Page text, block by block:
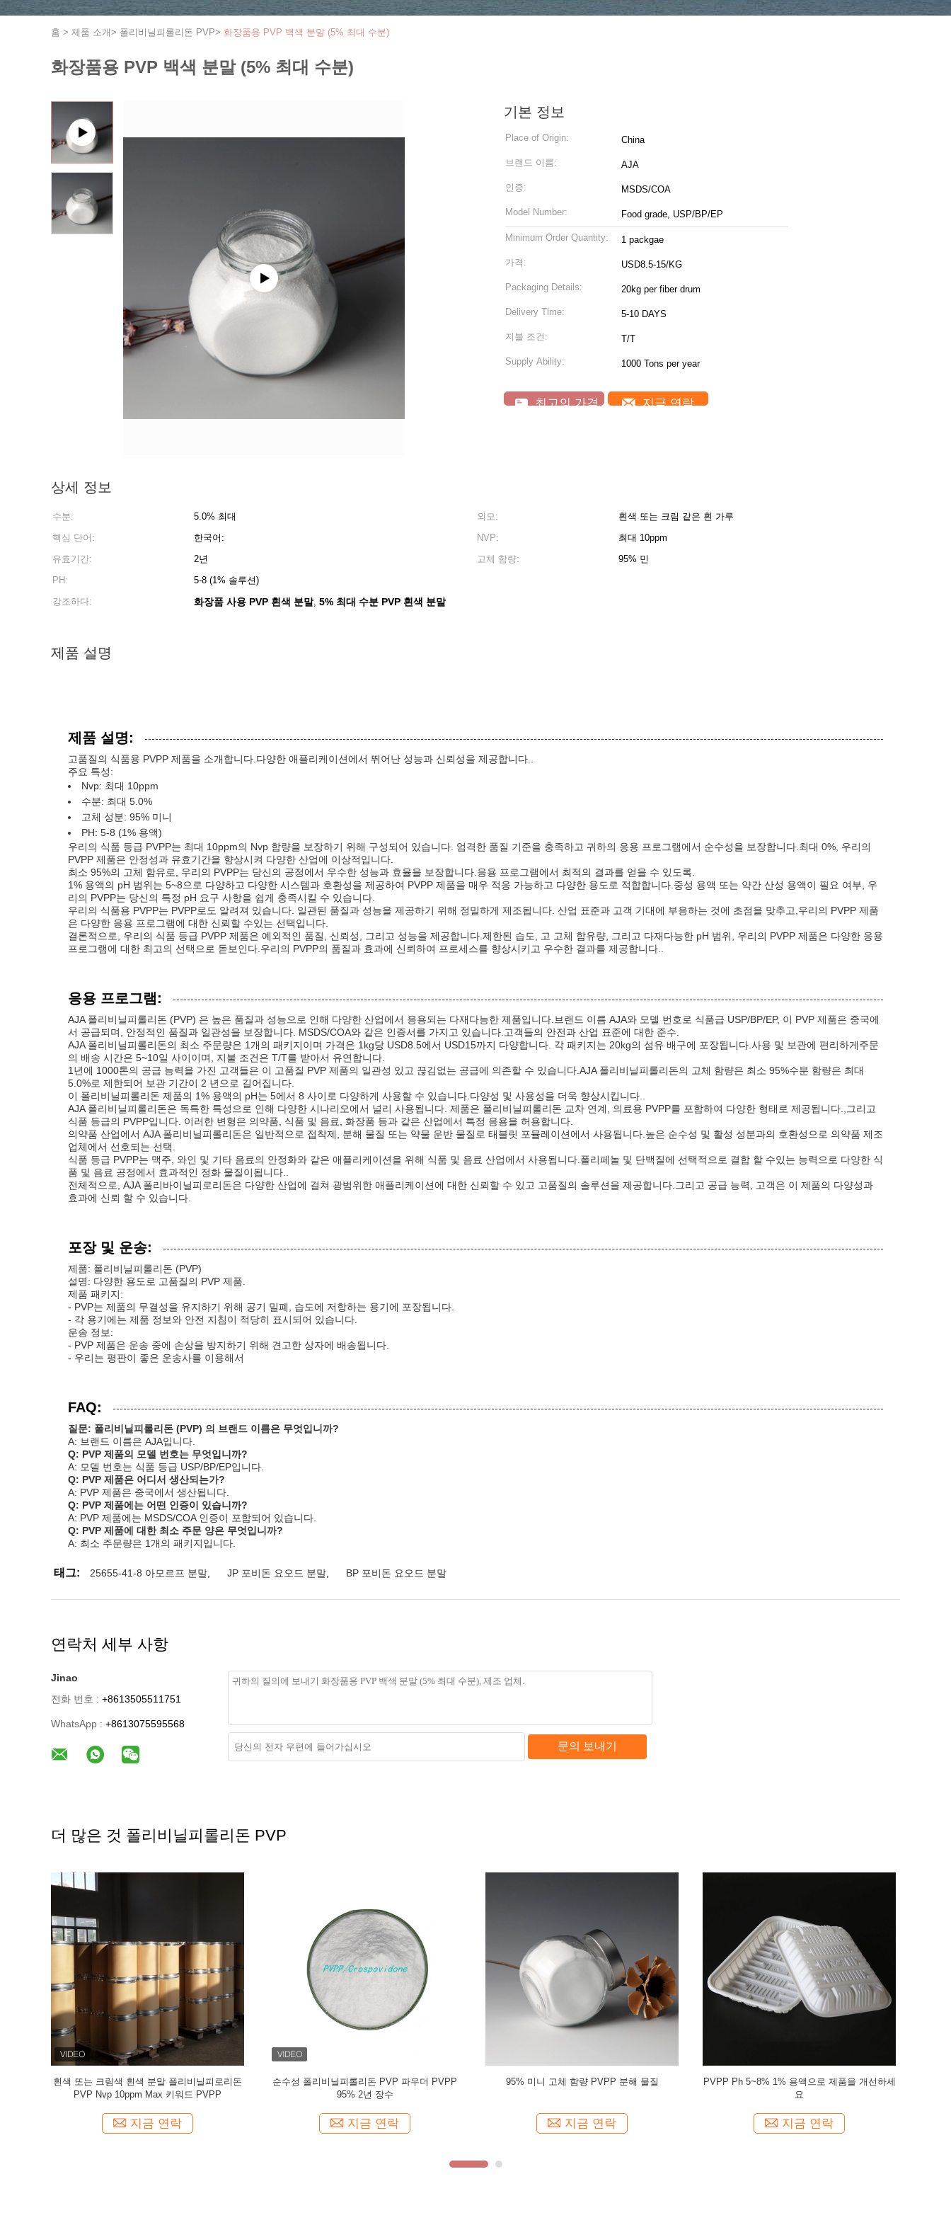
홈 > 제품 소개> 폴리비닐피롤리돈 PVP> 화장품용 PVP 백색 분말 (5% 최대 수분)
화장품용 PVP 백색 분말 (5% 최대 수분)
기본 정보
Place of Origin: China
브랜드 이름: AJA
인증: MSDS/COA
Model Number: Food grade, USP/BP/EP
Minimum Order Quantity: 1 packgae
가격: USD8.5-15/KG
Packaging Details: 20kg per fiber drum
Delivery Time: 5-10 DAYS
지불 조건: T/T
Supply Ability: 1000 Tons per year
최고의 가격 지금 연락
상세 정보
수분: 5.0% 최대 외모:
흰색 또는 크림 같은 흰 가루
핵심 단어:
한국어: NVP:
최대 10ppm
유효기간:
2년 고체 함량:
95% 민
PH:
5-8 (1% 솔루션)
강조하다:
화장품 사용 PVP 흰색 분말, 5% 최대 수분 PVP 흰색 분말
제품 설명
제품 설명:
고품질의 식품용 PVPP 제품을 소개합니다.다양한 애플리케이션에서 뛰어난 성능과 신뢰성을 제공합니다..
주요 특성:
Nvp: 최대 10ppm
수분: 최대 5.0%
고체 성분: 95% 미니
PH: 5-8 (1% 용액)
우리의 식품 등급 PVPP는 최대 10ppm의 Nvp 함량을 보장하기 위해 구성되어 있습니다. 엄격한 품질 기준을 충족하고 귀하의 응용 프로그램에서 순수성을 보장합니다.최대 0%, 우리의
PVPP 제품은 안정성과 유효기간을 향상시켜 다양한 산업에 이상적입니다.
최소 95%의 고체 함유로, 우리의 PVPP는 당신의 공정에서 우수한 성능과 효율을 보장합니다.응용 프로그램에서 최적의 결과를 얻을 수 있도록.
1% 용액의 pH 범위는 5~8으로 다양하고 다양한 시스템과 호환성을 제공하여 PVPP 제품을 매우 적응 가능하고 다양한 용도로 적합합니다.중성 용액 또는 약간 산성 용액이 필요 여부, 우
리의 PVPP는 당신의 특정 pH 요구 사항을 쉽게 충족시킬 수 있습니다.
우리의 식품용 PVPP는 PVPP로도 알려져 있습니다. 일관된 품질과 성능을 제공하기 위해 정밀하게 제조됩니다. 산업 표준과 고객 기대에 부응하는 것에 초점을 맞추고,우리의 PVPP 제품
은 다양한 응용 프로그램에 대한 신뢰할 수있는 선택입니다.
결론적으로, 우리의 식품 등급 PVPP 제품은 예외적인 품질, 신뢰성, 그리고 성능을 제공합니다.제한된 습도, 고 고체 함유량, 그리고 다재다능한 pH 범위, 우리의 PVPP 제품은 다양한 응용
프로그램에 대한 최고의 선택으로 돋보인다.우리의 PVPP의 품질과 효과에 신뢰하여 프로세스를 향상시키고 우수한 결과를 제공합니다..
응용 프로그램:
AJA 폴리비닐피롤리돈 (PVP) 은 높은 품질과 성능으로 인해 다양한 산업에서 응용되는 다재다능한 제품입니다.브랜드 이름 AJA와 모델 번호로 식품급 USP/BP/EP, 이 PVP 제품은 중국에
서 공급되며, 안정적인 품질과 일관성을 보장합니다. MSDS/COA와 같은 인증서를 가지고 있습니다.고객들의 안전과 산업 표준에 대한 준수.
AJA 폴리비닐피롤리돈의 최소 주문량은 1개의 패키지이며 가격은 1kg당 USD8.5에서 USD15까지 다양합니다. 각 패키지는 20kg의 섬유 배구에 포장됩니다.사용 및 보관에 편리하게주문
의 배송 시간은 5~10일 사이이며, 지불 조건은 T/T를 받아서 유연합니다.
1년에 1000톤의 공급 능력을 가진 고객들은 이 고품질 PVP 제품의 일관성 있고 끊김없는 공급에 의존할 수 있습니다.AJA 폴리비닐피롤리돈의 고체 함량은 최소 95%수분 함량은 최대
5.0%로 제한되어 보관 기간이 2 년으로 길어집니다.
이 폴리비닐피롤리돈 제품의 1% 용액의 pH는 5에서 8 사이로 다양하게 사용할 수 있습니다.다양성 및 사용성을 더욱 향상시킵니다..
AJA 폴리비닐피롤리돈은 독특한 특성으로 인해 다양한 시나리오에서 널리 사용됩니다. 제품은 폴리비닐피롤리돈 교차 연계, 의료용 PVPP를 포함하여 다양한 형태로 제공됩니다.,그리고
식품 등급의 PVPP입니다. 이러한 변형은 의약품, 식품 및 음료, 화장품 등과 같은 산업에서 특정 응용을 허용합니다.
의약품 산업에서 AJA 폴리비닐피롤리돈은 일반적으로 접착제, 분해 물질 또는 약물 운반 물질로 태블릿 포뮬레이션에서 사용됩니다.높은 순수성 및 활성 성분과의 호환성으로 의약품 제조
업체에서 선호되는 선택.
식품 등급 PVPP는 맥주, 와인 및 기타 음료의 안정화와 같은 애플리케이션을 위해 식품 및 음료 산업에서 사용됩니다.폴리페놀 및 단백질에 선택적으로 결합 할 수있는 능력으로 다양한 식
품 및 음료 공정에서 효과적인 정화 물질이됩니다..
전체적으로, AJA 폴리바이닐피로리돈은 다양한 산업에 걸쳐 광범위한 애플리케이션에 대한 신뢰할 수 있고 고품질의 솔루션을 제공합니다.그리고 공급 능력, 고객은 이 제품의 다양성과
효과에 신뢰 할 수 있습니다.
포장 및 운송:
제품: 폴리비닐피롤리돈 (PVP)
설명: 다양한 용도로 고품질의 PVP 제품.
제품 패키지:
- PVP는 제품의 무결성을 유지하기 위해 공기 밀폐, 습도에 저항하는 용기에 포장됩니다.
- 각 용기에는 제품 정보와 안전 지침이 적당히 표시되어 있습니다.
운송 정보:
- PVP 제품은 운송 중에 손상을 방지하기 위해 견고한 상자에 배송됩니다.
- 우리는 평판이 좋은 운송사를 이용해서
FAQ:
질문: 폴리비닐피롤리돈 (PVP) 의 브랜드 이름은 무엇입니까?
A: 브랜드 이름은 AJA입니다.
Q: PVP 제품의 모델 번호는 무엇입니까?
A: 모델 번호는 식품 등급 USP/BP/EP입니다.
Q: PVP 제품은 어디서 생산되는가?
A: PVP 제품은 중국에서 생산됩니다.
Q: PVP 제품에는 어떤 인증이 있습니까?
A: PVP 제품에는 MSDS/COA 인증이 포함되어 있습니다.
Q: PVP 제품에 대한 최소 주문 양은 무엇입니까?
A: 최소 주문량은 1개의 패키지입니다.
태그: 25655-41-8 아모르프 분말 JP 포비돈 요오드 분말 BP 포비돈 요오드 분말
연락처 세부 사항
Jinao
전화 번호 : +8613505511751
WhatsApp : +8613075595568
문의 보내기
더 많은 것 폴리비닐피롤리돈 PVP
중국 공급 낮은 습도 Povinylpyrrolidone PVP
유도성 슬러리 분산물
지금 연락
USP/ EP 등급 포비돈 K17 폴리비닐피롤리돈
파우더 PVP K17
지금 연락
산업용 폴리비닐피로리돈 K60 흰색 파우더
지금 연락
고 폴리머 폴리비닐피롤리돈 K120 고 분자량
기술 등급 PVP K120
지금 연락